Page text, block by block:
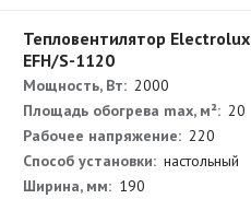
Тепловентилятор Electrolux
EFH/S-1120
Мощность, Вт: 2000
Площадь обогрева max, м²: 20
Рабочее напряжение: 220
Способ установки: настольный
Ширина, мм: 190